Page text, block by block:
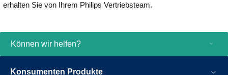
erhalten Sie von Ihrem Philips Vertriebsteam.
Können wir helfen?
Konsumenten Produkte